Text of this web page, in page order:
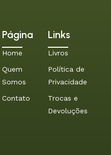
Página
Home
Quem
Somos
Contato
Links
Livros
Política de
Privacidade
Trocas e
Devoluções